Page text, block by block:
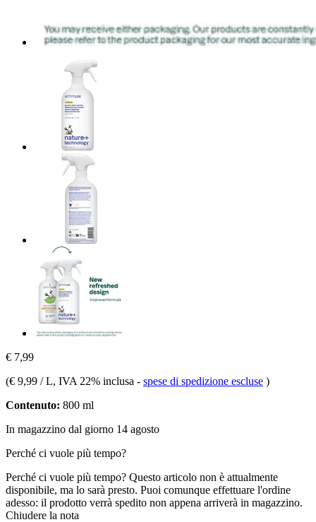
€ 7,99
(€ 9,99 / L, IVA 22% inclusa - spese di spedizione escluse )
Contenuto: 800 ml
In magazzino dal giorno 14 agosto
Perché ci vuole più tempo?
Perché ci vuole più tempo? Questo articolo non è attualmente
disponibile, ma lo sarà presto. Puoi comunque effettuare l'ordine
adesso: il prodotto verrà spedito non appena arriverà in magazzino.
Chiudere la nota